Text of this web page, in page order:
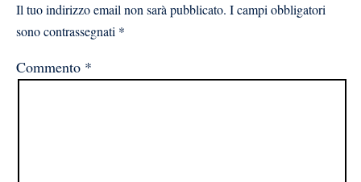
Il tuo indirizzo email non sarà pubblicato. I campi obbligatori
sono contrassegnati *
Commento *